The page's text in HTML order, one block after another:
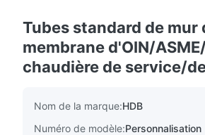
Tubes standard de mur
membrane d'OIN/
chaudière de service/
Nom de la marque:HDB
Numéro de modèle:Personnalisation